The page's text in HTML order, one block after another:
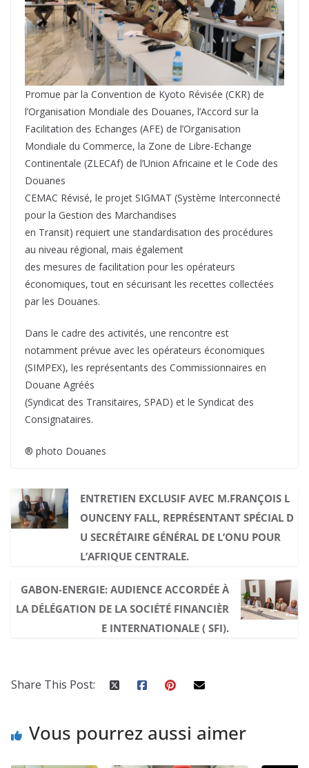
Promue par la Convention de Kyoto Révisée (CKR) de
l’Organisation Mondiale des Douanes, l’Accord sur la
Facilitation des Echanges (AFE) de l’Organisation
Mondiale du Commerce, la Zone de Libre-Echange
Continentale (ZLECAf) de l’Union Africaine et le Code des
Douanes
CEMAC Révisé, le projet SIGMAT (Système Interconnecté
pour la Gestion des Marchandises
en Transit) requiert une standardisation des procédures
au niveau régional, mais également
des mesures de facilitation pour les opérateurs
économiques, tout en sécurisant les recettes collectées
par les Douanes.
Dans le cadre des activités, une rencontre est
notamment prévue avec les opérateurs économiques
(SIMPEX), les représentants des Commissionnaires en
Douane Agréés
(Syndicat des Transitaires, SPAD) et le Syndicat des
Consignataires.
® photo Douanes
ENTRETIEN EXCLUSIF AVEC M.FRANÇOIS L
OUNCENY FALL, REPRÉSENTANT SPÉCIAL D
U SECRÉTAIRE GÉNÉRAL DE L’ONU POUR
L’AFRIQUE CENTRALE.
GABON-ENERGIE: AUDIENCE ACCORDÉE À
LA DÉLÉGATION DE LA SOCIÉTÉ FINANCIÈR
E INTERNATIONALE ( SFI).
Share This Post:
Vous pourrez aussi aimer